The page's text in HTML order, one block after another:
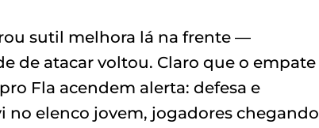
sutil melhora lá na frente —
de atacar voltou. Claro que o empate
Fla acendem alerta: defesa e
no elenco jovem, jogadores chegando